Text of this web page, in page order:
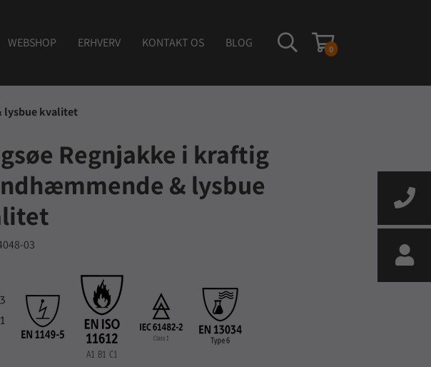
0
WEBSHOP ERHVERV KONTAKT OS BLOG
lysbue kvalitet
Regnjakke i kraftig
& lysbue
03